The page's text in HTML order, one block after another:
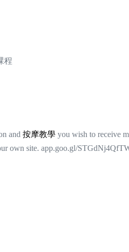
程
and 按摩教學 you wish to receive
own site. app.goo.gl/